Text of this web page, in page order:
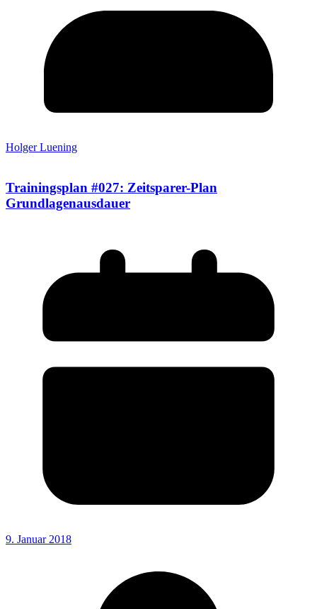
Holger Luening
Trainingsplan #027: Zeitsparer-Plan
Grundlagenausdauer
9. Januar 2018